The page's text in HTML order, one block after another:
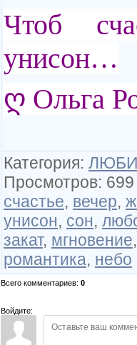
Чтоб
унисон…
ღ Ольга
Категория:
Просмотров: 699
счастье, вечер,
унисон, сон,
закат, мгновение
романтика, небо
Всего комментариев: 0
Войдите: